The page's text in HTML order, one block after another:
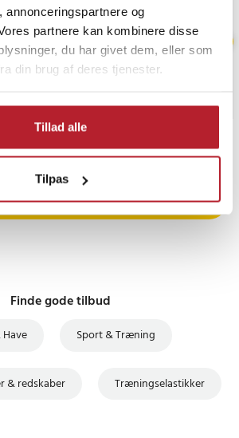
annonceringspartnere og
partnere kan kombinere disse
du har givet dem, eller som
din brug af deres tjenester.
Tillad alle
Tilpas
PRISGARANTI
UDSALG
Finde gode tilbud
Sport & Træning
& redskaber Træningselastikker